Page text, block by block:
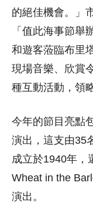
的絕佳機會。」
「值此海事節舉
和遊客蒞臨布里
現場音樂、欣賞
種互動活動，領
今年的節目亮點
演出，這支由35
成立於1940年，
Wheat in the
演出。